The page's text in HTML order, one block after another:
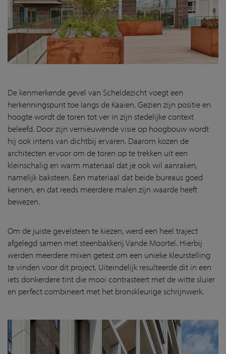
De kenmerkende gevel van Scheldezicht voegt een
herkenningspunt toe langs de Kaaien. Gezien zijn positie en
hoogte wordt de toren tot ver in zijn stedelijke context
beleefd. Door zijn vernieuwende visie op hoogbouw wordt
hij ook intens van dichtbij ervaren. Daarom kozen de
architecten ervoor om de toren op te trekken uit een
kleinschalig en warm materiaal dat je ook wil aanraken,
namelijk baksteen. Een materiaal dat beide bureaus goed
kennen, en dat reeds meerdere malen zijn waarde heeft
bewezen.
Om de juiste gevelsteen te kiezen, werd een heel traject
afgelegd samen met steenbakkerij Vande Moortel. Hierbij
werden meerdere mixen getest om een unieke kleurstelling
te vinden voor dit project. Uiteindelijk resulteerde dit in een
iets donkerdere tint die mooi contrasteert met de witte sluier
en perfect combineert met het bronskleurige schrijnwerk.